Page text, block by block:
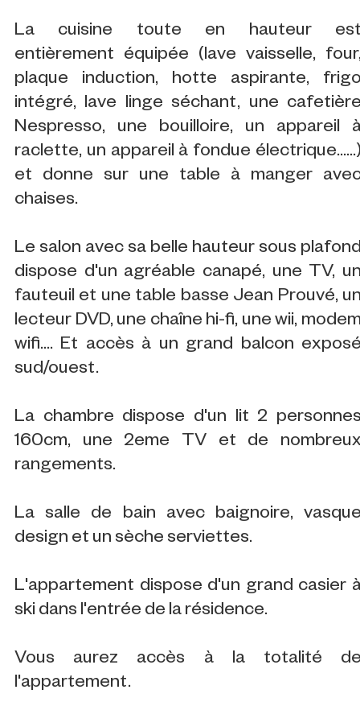
La cuisine toute en hauteur
entièrement équipée (lave vaisselle,
plaque induction, hotte aspirante,
intégré, lave linge séchant, une
Nespresso, une bouilloire, un appareil
raclette, un appareil à fondue
et donne sur une table à manger
chaises.
Le salon avec sa belle hauteur sous
dispose d'un agréable canapé, une TV,
fauteuil et une table basse Jean Prouvé,
lecteur DVD, une chaîne hi-fi, une wii,
wifi.... Et accès à un grand balcon
sud/ouest.
La chambre dispose d'un lit 2
160cm, une 2eme TV et de
rangements.
La salle de bain avec baignoire,
design et un sèche serviettes.
L'appartement dispose d'un grand casier
ski dans l'entrée de la résidence.
Vous aurez accès à la totalité
l'appartement.